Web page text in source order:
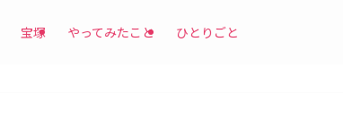
宝塚 やってみたこと ひとりごと